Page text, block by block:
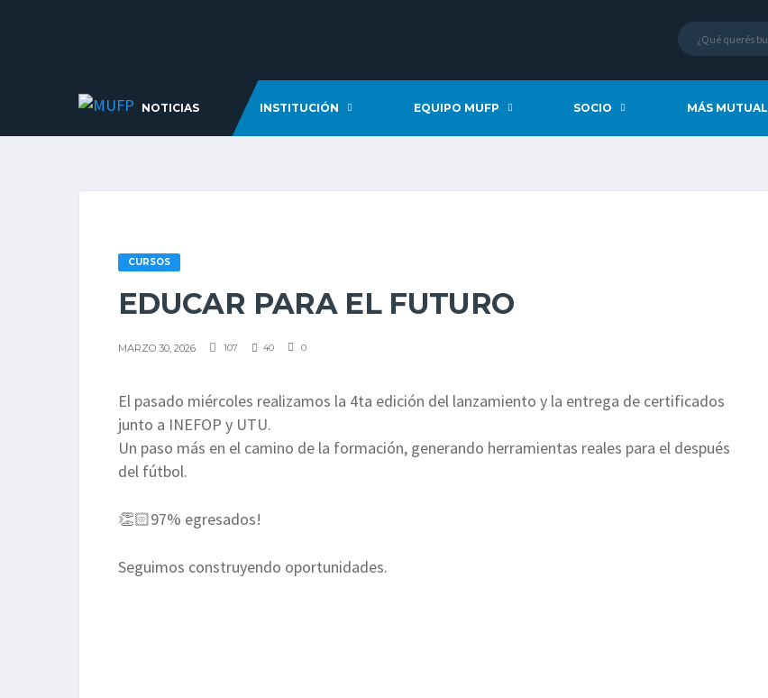
NOTICIAS INSTITUCIÓN EQUIPO MUFP SOCIO MÁS MUTUAL
CURSOS
EDUCAR PARA EL FUTURO
MARZO 30, 2026 107 40 0
El pasado miércoles realizamos la 4ta edición del lanzamiento y la entrega de certificados
junto a INEFOP y UTU.
Un paso más en el camino de la formación, generando herramientas reales para el después
del fútbol.
👏🏻97% egresados!
Seguimos construyendo oportunidades.